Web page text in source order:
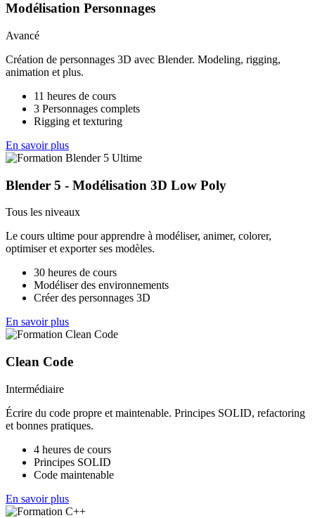
Modélisation Personnages
Avancé
Création de personnages 3D avec Blender. Modeling, rigging,
animation et plus.
11 heures de cours
3 Personnages complets
Rigging et texturing
En savoir plus
Blender 5 - Modélisation 3D Low Poly
Tous les niveaux
Le cours ultime pour apprendre à modéliser, animer, colorer,
optimiser et exporter ses modèles.
30 heures de cours
Modéliser des environnements
Créer des personnages 3D
En savoir plus
Clean Code
Intermédiaire
Écrire du code propre et maintenable. Principes SOLID, refactoring
et bonnes pratiques.
4 heures de cours
Principes SOLID
Code maintenable
En savoir plus